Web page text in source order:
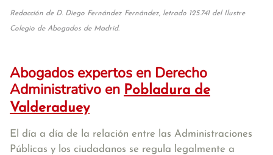
Redacción de D. Diego Fernández Fernández, letrado 125.741 del Ilustre
Colegio de Abogados de Madrid.
Abogados expertos en Derecho
Administrativo en Pobladura de
Valderaduey
El día a día de la relación entre las Administraciones
Públicas y los ciudadanos se regula legalmente a